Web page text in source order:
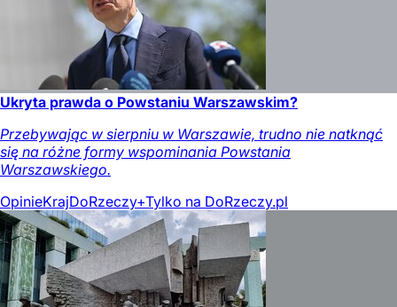
Ukryta prawda o Powstaniu Warszawskim?
Przebywając w sierpniu w Warszawie, trudno nie natknąć
się na różne formy wspominania Powstania
Warszawskiego.
OpinieKrajDoRzeczy+Tylko na DoRzeczy.pl